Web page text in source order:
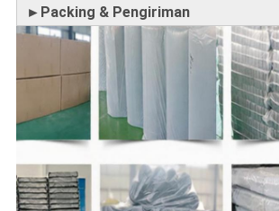
►Packing & Pengiriman